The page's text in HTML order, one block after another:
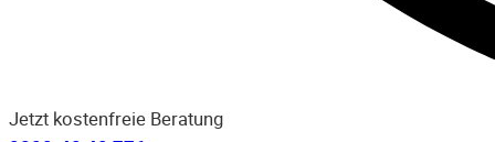
Jetzt kostenfreie Beratung